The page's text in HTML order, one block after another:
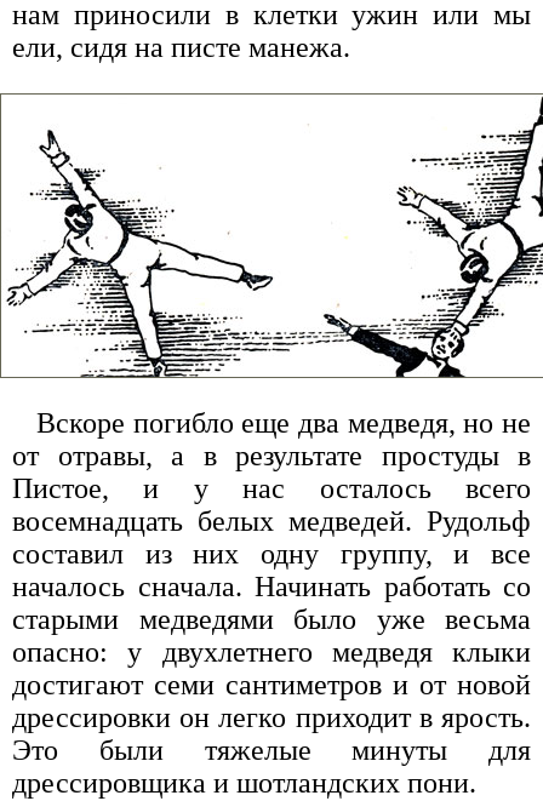
нам приносили в клетки ужин или мы
ели, сидя на писте манежа.
Вскоре погибло еще два медведя, но не
от отравы, а в результате простуды в
Пистое, и у нас осталось всего
восемнадцать белых медведей. Рудольф
составил из них одну группу, и все
началось сначала. Начинать работать со
старыми медведями было уже весьма
опасно: у двухлетнего медведя клыки
достигают семи сантиметров и от новой
дрессировки он легко приходит в ярость.
Это были тяжелые минуты для
дрессировщика и шотландских пони.